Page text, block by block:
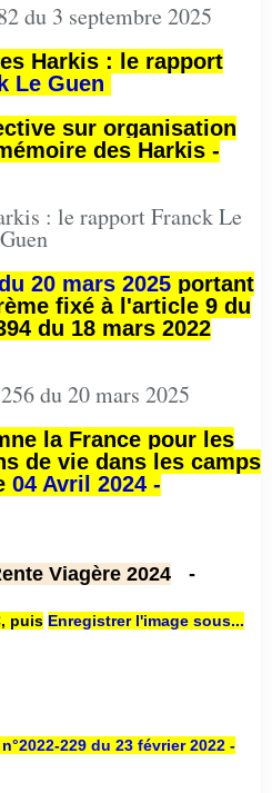
du 3 septembre 2025
Harkis : le rapport
Le Guen
sur organisation
des Harkis -
: le rapport Franck Le
Guen
20 mars 2025portant
fixé à l'article 9 du
du 18 mars 2022
du 20 mars 2025
la France pour les
de vie dans les camps
04 Avril 2024 -
Viagère 2024 -
, puis Enregistrer l'image sous...
°2022-229 du 23 février 2022 -